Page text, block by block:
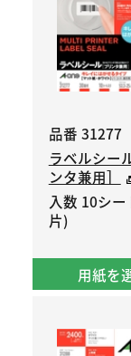
品番 31277
ラベルシー
ンタ兼用］
入数 10シ
片)
用紙を